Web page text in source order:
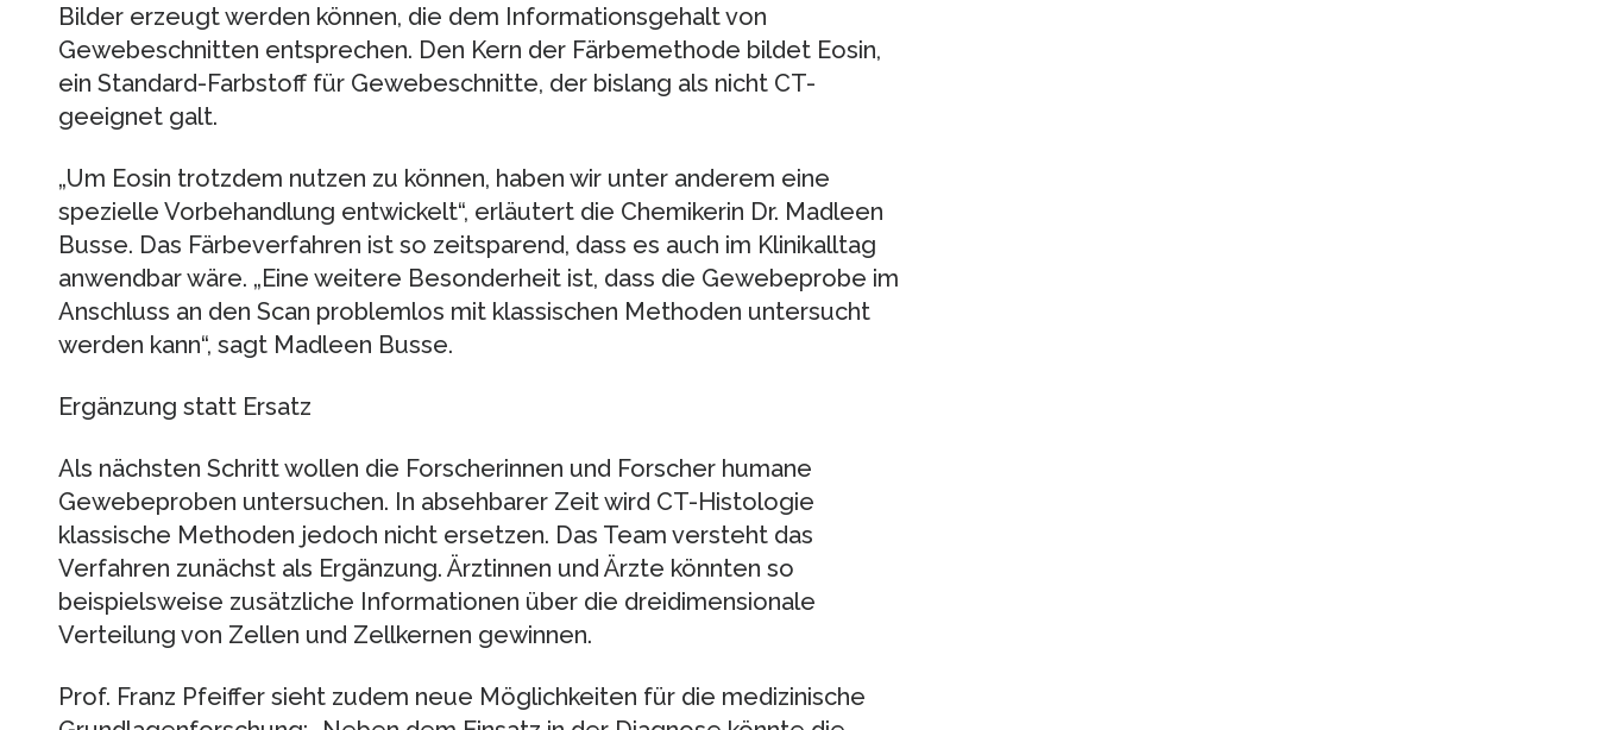
Bilder erzeugt werden können, die dem Informationsgehalt von
Gewebeschnitten entsprechen. Den Kern der Färbemethode bildet Eosin,
ein Standard-Farbstoff für Gewebeschnitte, der bislang als nicht CT-
geeignet galt.
„Um Eosin trotzdem nutzen zu können, haben wir unter anderem eine
spezielle Vorbehandlung entwickelt“, erläutert die Chemikerin Dr. Madleen
Busse. Das Färbeverfahren ist so zeitsparend, dass es auch im Klinikalltag
anwendbar wäre. „Eine weitere Besonderheit ist, dass die Gewebeprobe im
Anschluss an den Scan problemlos mit klassischen Methoden untersucht
werden kann“, sagt Madleen Busse.
Ergänzung statt Ersatz
Als nächsten Schritt wollen die Forscherinnen und Forscher humane
Gewebeproben untersuchen. In absehbarer Zeit wird CT-Histologie
klassische Methoden jedoch nicht ersetzen. Das Team versteht das
Verfahren zunächst als Ergänzung. Ärztinnen und Ärzte könnten so
beispielsweise zusätzliche Informationen über die dreidimensionale
Verteilung von Zellen und Zellkernen gewinnen.
Prof. Franz Pfeiffer sieht zudem neue Möglichkeiten für die medizinische